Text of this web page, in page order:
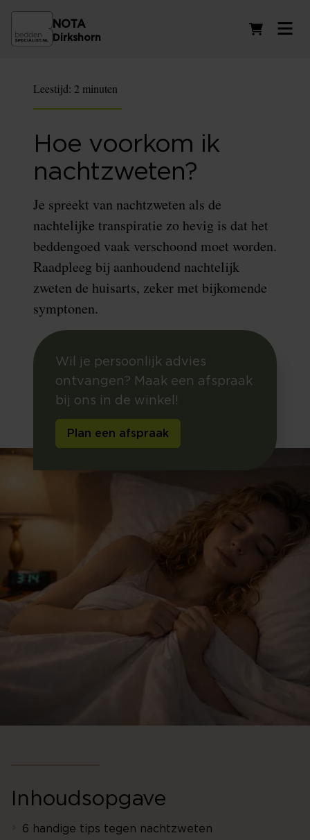
NOTA
Dirkshorn
Leestijd: 2 minuten
Hoe voorkom ik
nachtzweten?
Je spreekt van nachtzweten als de
nachtelijke transpiratie zo hevig is dat het
beddengoed vaak verschoond moet worden.
Raadpleeg bij aanhoudend nachtelijk
zweten de huisarts, zeker met bijkomende
symptonen.
Wil je persoonlijk advies
ontvangen? Maak een afspraak
bij ons in de winkel!
Plan een afspraak
Inhoudsopgave
6 handige tips tegen nachtzweten